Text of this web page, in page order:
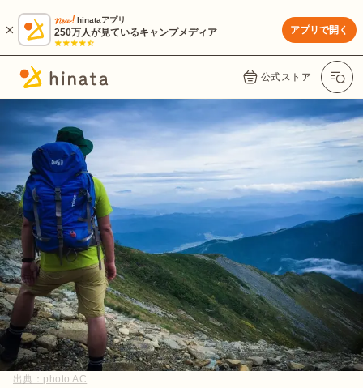
hinataアプリ
250万人が見ているキャンプメディア アプリで開く
公式ストア
出典： photo AC